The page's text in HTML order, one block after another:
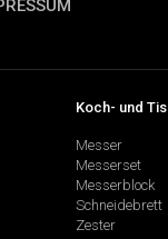
Koch- und
Messer
Messerset
Messerblock
Schneidebrett
Zester